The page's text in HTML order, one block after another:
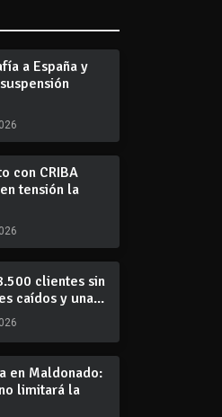
a España y
con CRIBA
tensión la
clientes sin
caídos y una...
en Maldonado:
limitará la